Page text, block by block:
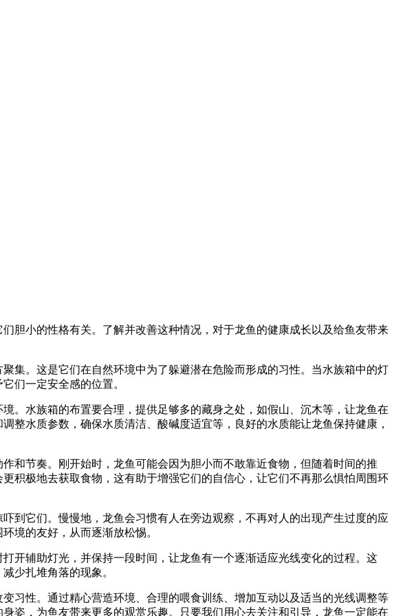
胆小的性格有关。了解并改善这种情况，对于龙鱼的健康成长以及给鱼友带来
集。这是它们在自然环境中为了躲避潜在危险而形成的习性。当水族箱中的灯
们一定安全感的位置。
。水族箱的布置要合理，提供足够多的藏身之处，如假山、沉木等，让龙鱼在
整水质参数，确保水质清洁、酸碱度适宜等，良好的水质能让龙鱼保持健康，
和节奏。刚开始时，龙鱼可能会因为胆小而不敢靠近食物，但随着时间的推
积极地去获取食物，这有助于增强它们的自信心，让它们不再那么惧怕周围环
到它们。慢慢地，龙鱼会习惯有人在旁边观察，不再对人的出现产生过度的应
境的友好，从而逐渐放松惕。
开辅助灯光，并保持一段时间，让龙鱼有一个逐渐适应光线变化的过程。这
少扎堆角落的现象。
习性。通过精心营造环境、合理的喂食训练、增加互动以及适当的光线调整等
姿，为鱼友带来更多的观赏乐趣。只要我们用心去关注和引导，龙鱼一定能在